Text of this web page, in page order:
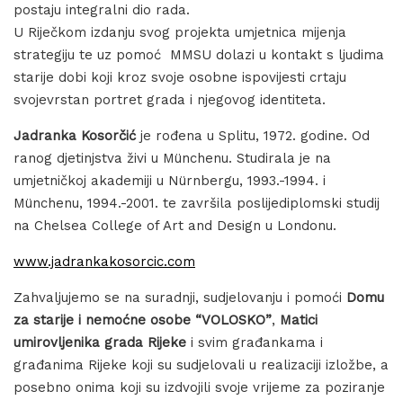
postaju integralni dio rada.
U Riječkom izdanju svog projekta umjetnica mijenja
strategiju te uz pomoć MMSU dolazi u kontakt s ljudima
starije dobi koji kroz svoje osobne ispovijesti crtaju
svojevrstan portret grada i njegovog identiteta.
Jadranka Kosorčićje rođena u Splitu, 1972. godine. Od
ranog djetinjstva živi u Münchenu. Studirala je na
umjetničkoj akademiji u Nürnbergu, 1993.-1994. i
Münchenu, 1994.-2001. te završila poslijediplomski studij
na Chelsea College of Art and Design u Londonu.
www.jadrankakosorcic.com
Zahvaljujemo se na suradnji, sudjelovanju i pomoći Domu
za starije i nemoćne osobe “VOLOSKO”, Matici
umirovljenika grada Rijeke i svim građankama i
građanima Rijeke koji su sudjelovali u realizaciji izložbe, a
posebno onima koji su izdvojili svoje vrijeme za poziranje